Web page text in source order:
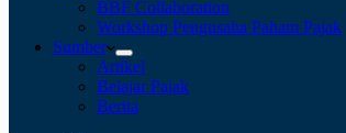
BBF Collaboration
Workshop Pengusaha Paham Pajak
Sumber
Artikel
Belajar Pajak
Berita